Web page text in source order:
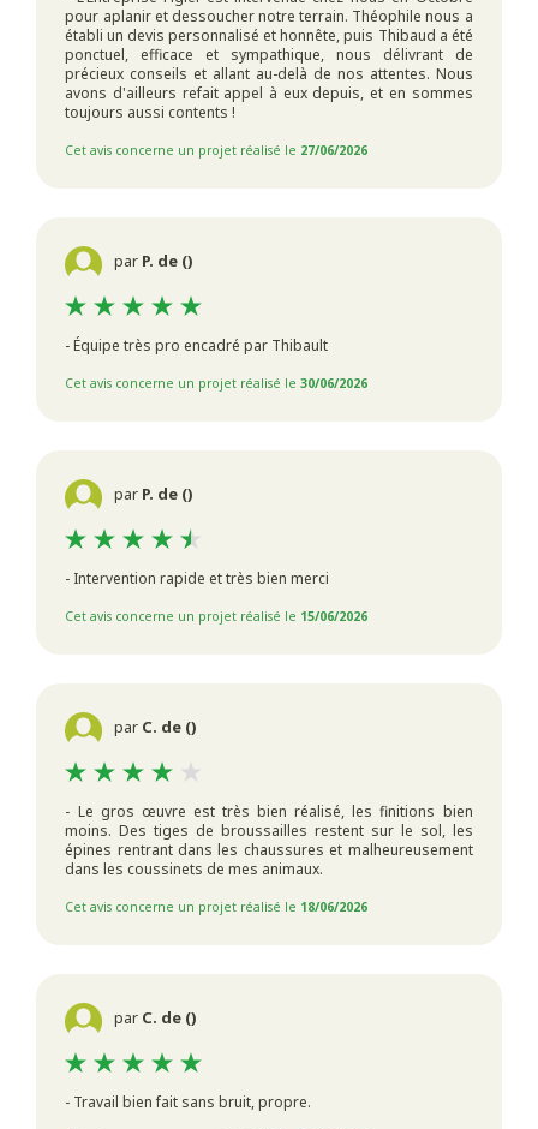
pour aplanir et dessoucher notre terrain. Théophile nous a
établi un devis personnalisé et honnête, puis Thibaud a été
ponctuel, efficace et sympathique, nous délivrant de
précieux conseils et allant au-delà de nos attentes. Nous
avons d'ailleurs refait appel à eux depuis, et en sommes
toujours aussi contents !
Cet avis concerne un projet réalisé le 27/06/2026
par P. de ()
- Équipe très pro encadré par Thibault
Cet avis concerne un projet réalisé le30/06/2026
par P. de ()
- Intervention rapide et très bien merci
Cet avis concerne un projet réalisé le 15/06/2026
par C. de ()
- Le gros œuvre est très bien réalisé, les finitions bien
moins. Des tiges de broussailles restent sur le sol, les
épines rentrant dans les chaussures et malheureusement
dans les coussinets de mes animaux.
Cet avis concerne un projet réalisé le 18/06/2026
par C. de ()
- Travail bien fait sans bruit, propre.